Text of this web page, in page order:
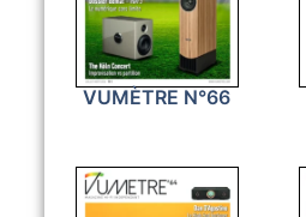
VUMÈTRE N°66